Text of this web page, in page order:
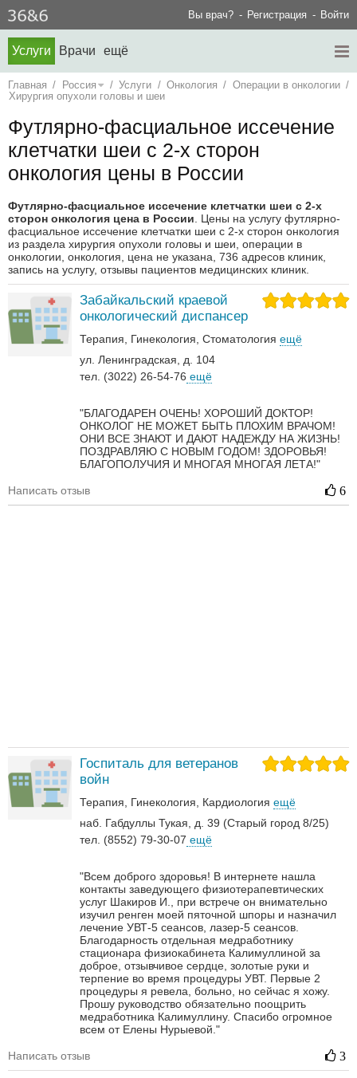
Вы врач? Регистрация Войти
Услуги Врачи ещё
Главная / Россия / Услуги / Онкология / Операции в онкологии /
Хирургия опухоли головы и шеи
Футлярно-фасциальное иссечение
клетчатки шеи с 2-х сторон
онкология цены в России
Футлярно-фасциальное иссечение клетчатки шеи с 2-х
сторон онкология цена в России. Цены на услугу футлярно-
фасциальное иссечение клетчатки шеи с 2-х сторон онкология
из раздела хирургия опухоли головы и шеи, операции в
онкологии, онкология, цена не указана, 736 адресов клиник,
запись на услугу, отзывы пациентов медицинских клиник.
Забайкальский краевой
онкологический диспансер
Терапия Гинекология Стоматология ещё
ул. Ленинградская, д. 104
тел. (3022) 26-54-76 ещё
"БЛАГОДАРЕН ОЧЕНЬ! ХОРОШИЙ ДОКТОР!
ОНКОЛОГ НЕ МОЖЕТ БЫТЬ ПЛОХИМ ВРАЧОМ!
ОНИ ВСЕ ЗНАЮТ И ДАЮТ НАДЕЖДУ НА ЖИЗНЬ!
ПОЗДРАВЛЯЮ С НОВЫМ ГОДОМ! ЗДОРОВЬЯ!
БЛАГОПОЛУЧИЯ И МНОГАЯ МНОГАЯ ЛЕТА!"
Написать отзыв 6
Госпиталь для ветеранов
войн
Терапия Гинекология Кардиология ещё
наб. Габдуллы Тукая, д. 39 (Старый город 8/25)
тел. (8552) 79-30-07 ещё
"Всем доброго здоровья! В интернете нашла
контакты заведующего физиотерапевтических
услуг Шакиров И., при встрече он внимательно
изучил ренген моей пяточной шпоры и назначил
лечение УВТ-5 сеансов, лазер-5 сеансов.
Благодарность отдельная медработнику
стационара физиокабинета Калимуллиной за
доброе, отзывчивое сердце, золотые руки и
терпение во время процедуры УВТ. Первые 2
процедуры я ревела, больно, но сейчас я хожу.
Прошу руководство обязательно поощрить
медработника Калимуллину. Спасибо огромное
всем от Елены Нурыевой."
Написать отзыв 3